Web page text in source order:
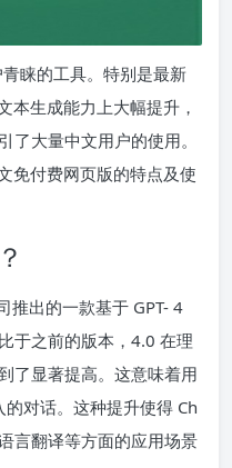
睐的工具。特别是最新
本生成能力上大幅提升，
了大量中文用户的使用。
免付费网页版的特点及使
推出的一款基于 GPT- 4
于之前的版本，4.0 在理
了显著提高。这意味着用
对话。这种提升使得 Ch
言翻译等方面的应用场景